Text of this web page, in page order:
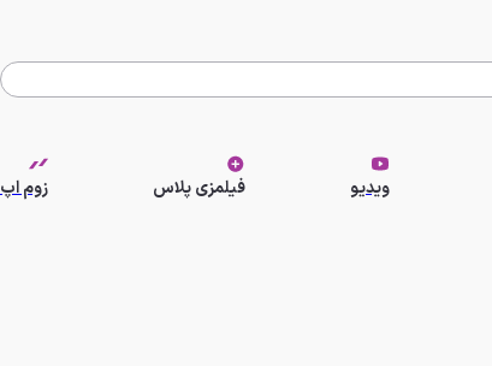
ویدیو فیلمزی پلاس زوم اپ